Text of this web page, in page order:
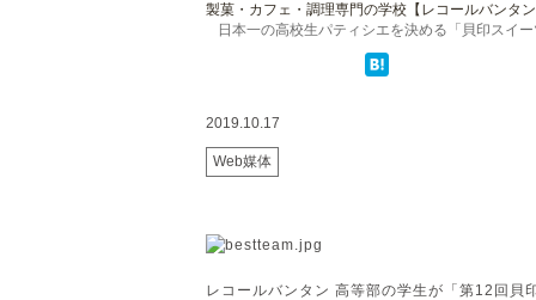
製菓・カフェ・調理専門の学校【レコールバンタ
日本一の高校生パティシエを決める「貝印スイ
2019.10.17
Web媒体
レコールバンタン 高等部の学生が「第12回貝